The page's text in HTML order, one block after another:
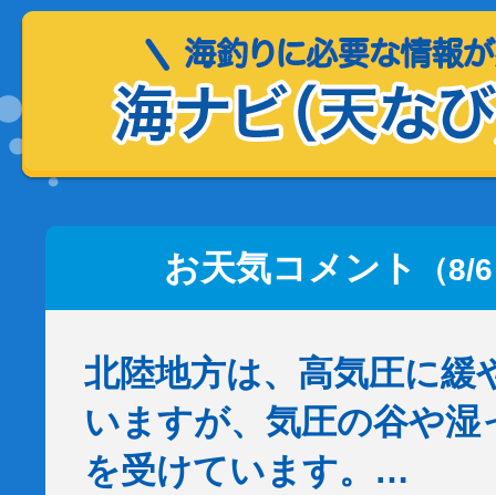
お天気コメント （8/
北陸地方は、高気圧に緩
いますが、気圧の谷や湿
を受けています。…